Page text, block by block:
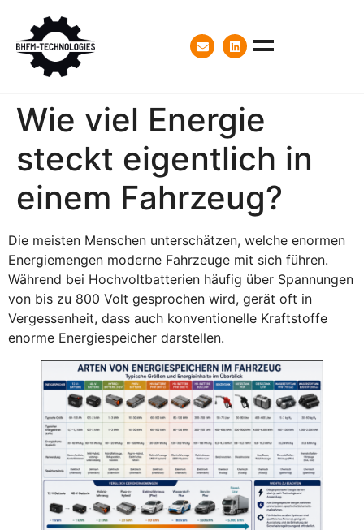
Wie viel Energie
steckt eigentlich in
einem Fahrzeug?
Die meisten Menschen unterschätzen, welche enormen
Energiemengen moderne Fahrzeuge mit sich führen.
Während bei Hochvoltbatterien häufig über Spannungen
von bis zu 800 Volt gesprochen wird, gerät oft in
Vergessenheit, dass auch konventionelle Kraftstoffe
enorme Energiespeicher darstellen.